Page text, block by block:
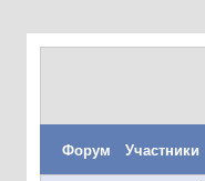
Форум Участники